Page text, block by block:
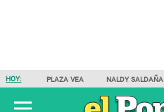
HOY: PLAZA VEA NALDY SALDAÑA